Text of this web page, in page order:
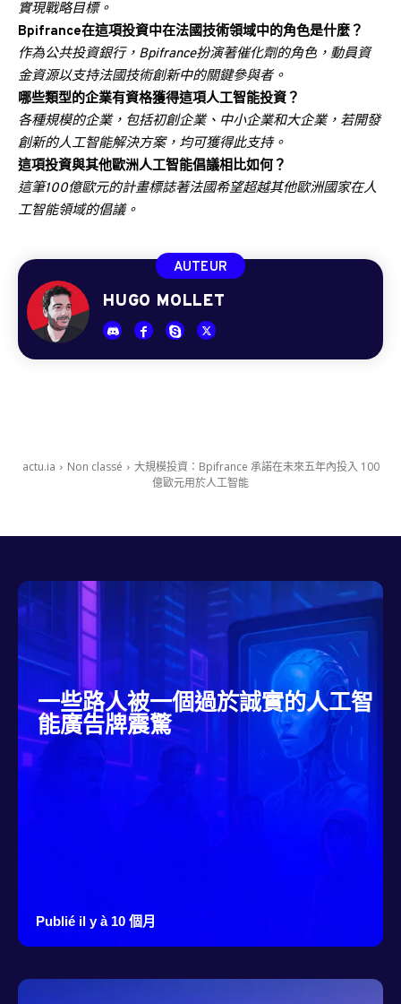
實現戰略目標。
Bpifrance在這項投資中在法國技術領域中的角色是什麼？
作為公共投資銀行，Bpifrance扮演著催化劑的角色，動員資
金資源以支持法國技術創新中的關鍵參與者。
哪些類型的企業有資格獲得這項人工智能投資？
各種規模的企業，包括初創企業、中小企業和大企業，若開發
創新的人工智能解決方案，均可獲得此支持。
這項投資與其他歐洲人工智能倡議相比如何？
這筆100億歐元的計畫標誌著法國希望超越其他歐洲國家在人
工智能領域的倡議。
AUTEUR
HUGO MOLLET
actu.ia Non classé
大規模投資：Bpifrance 承諾在未來五年內投入 100
億歐元用於人工智能
一些路人被一個過於誠實的人工智
能廣告牌震驚
Publié il y à 10 個月